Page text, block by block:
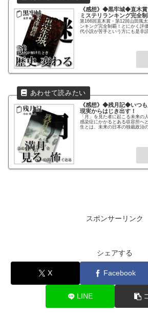
《感想》◆黒牢城◆直木
ミステリランキング完全制
第166回直木賞・第12回山田風
ンキング完全制覇！とにかく評
代小説が苦手という方にも是非
《感想》◆残月記◆いつ
現実からはじき出す！
「月」を見た者に起こる未来の
感染症にかかるとある収容所へ
生とは、未来の日本の独裁政治
スポンサーリンク
シェアする
X Facebook
LINE